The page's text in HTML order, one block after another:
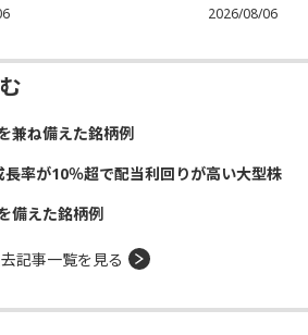
2026/08/06
兼ね備えた銘柄例
長率が10％超で配当利回りが高い大型株
備えた銘柄例
記事一覧を見る